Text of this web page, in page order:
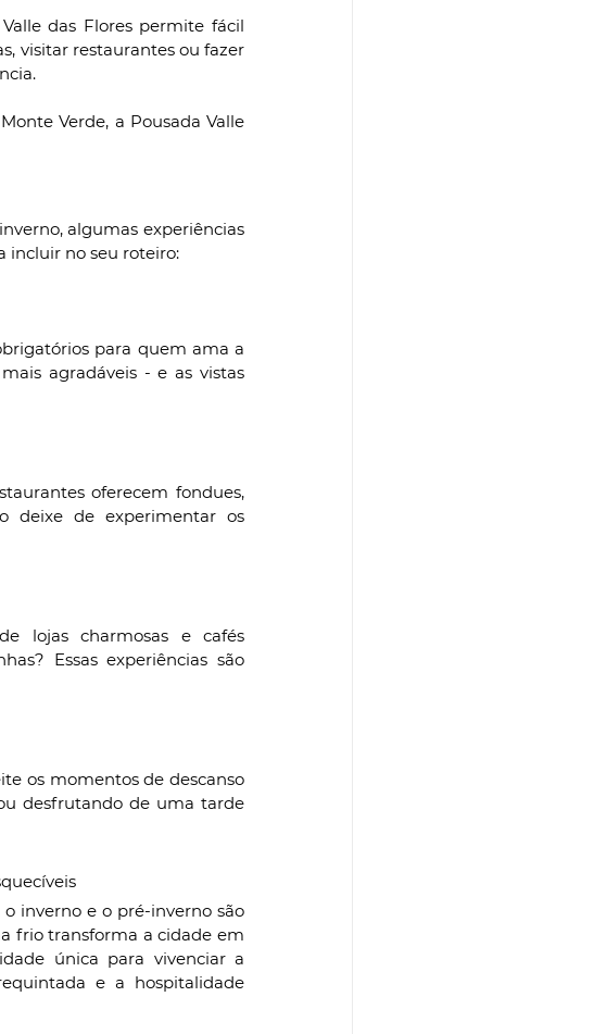
das Flores permite fácil
visitar restaurantes ou fazer
Verde, a Pousada Valle
algumas experiências
incluir no seu roteiro:
para quem ama a
agradáveis - e as vistas
oferecem fondues,
deixe de experimentar os
lojas charmosas e cafés
Essas experiências são
os momentos de descanso
desfrutando de uma tarde
inverno e o pré-inverno são
frio transforma a cidade em
única para vivenciar a
e a hospitalidade